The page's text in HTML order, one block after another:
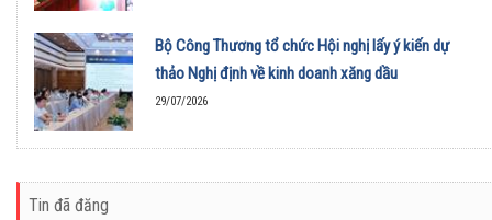
Bộ Công Thương tổ chức Hội nghị lấy ý kiến dự
thảo Nghị định về kinh doanh xăng dầu
29/07/2026
Tin đã đăng